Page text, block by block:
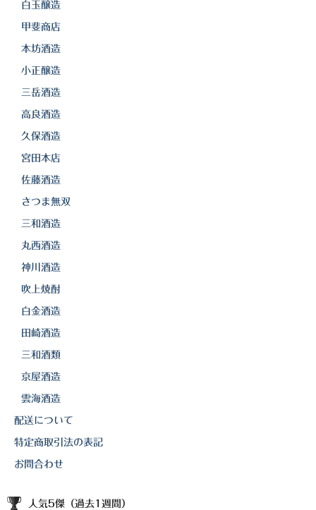
田崎酒造
京屋酒造
雲海酒造
特定商取引法の表記
お問合わせ
白玉醸造
甲斐商店
本坊酒造
小正醸造
三岳酒造
高良酒造
久保酒造
宮田本店
佐藤酒造
さつま無双
三和酒造
丸西酒造
神川酒造
吹上焼酎
白金酒造
田崎酒造
三和酒類
京屋酒造
雲海酒造
配送について
特定商取引法の表記
お問合わせ
人気5傑（過去1週間）